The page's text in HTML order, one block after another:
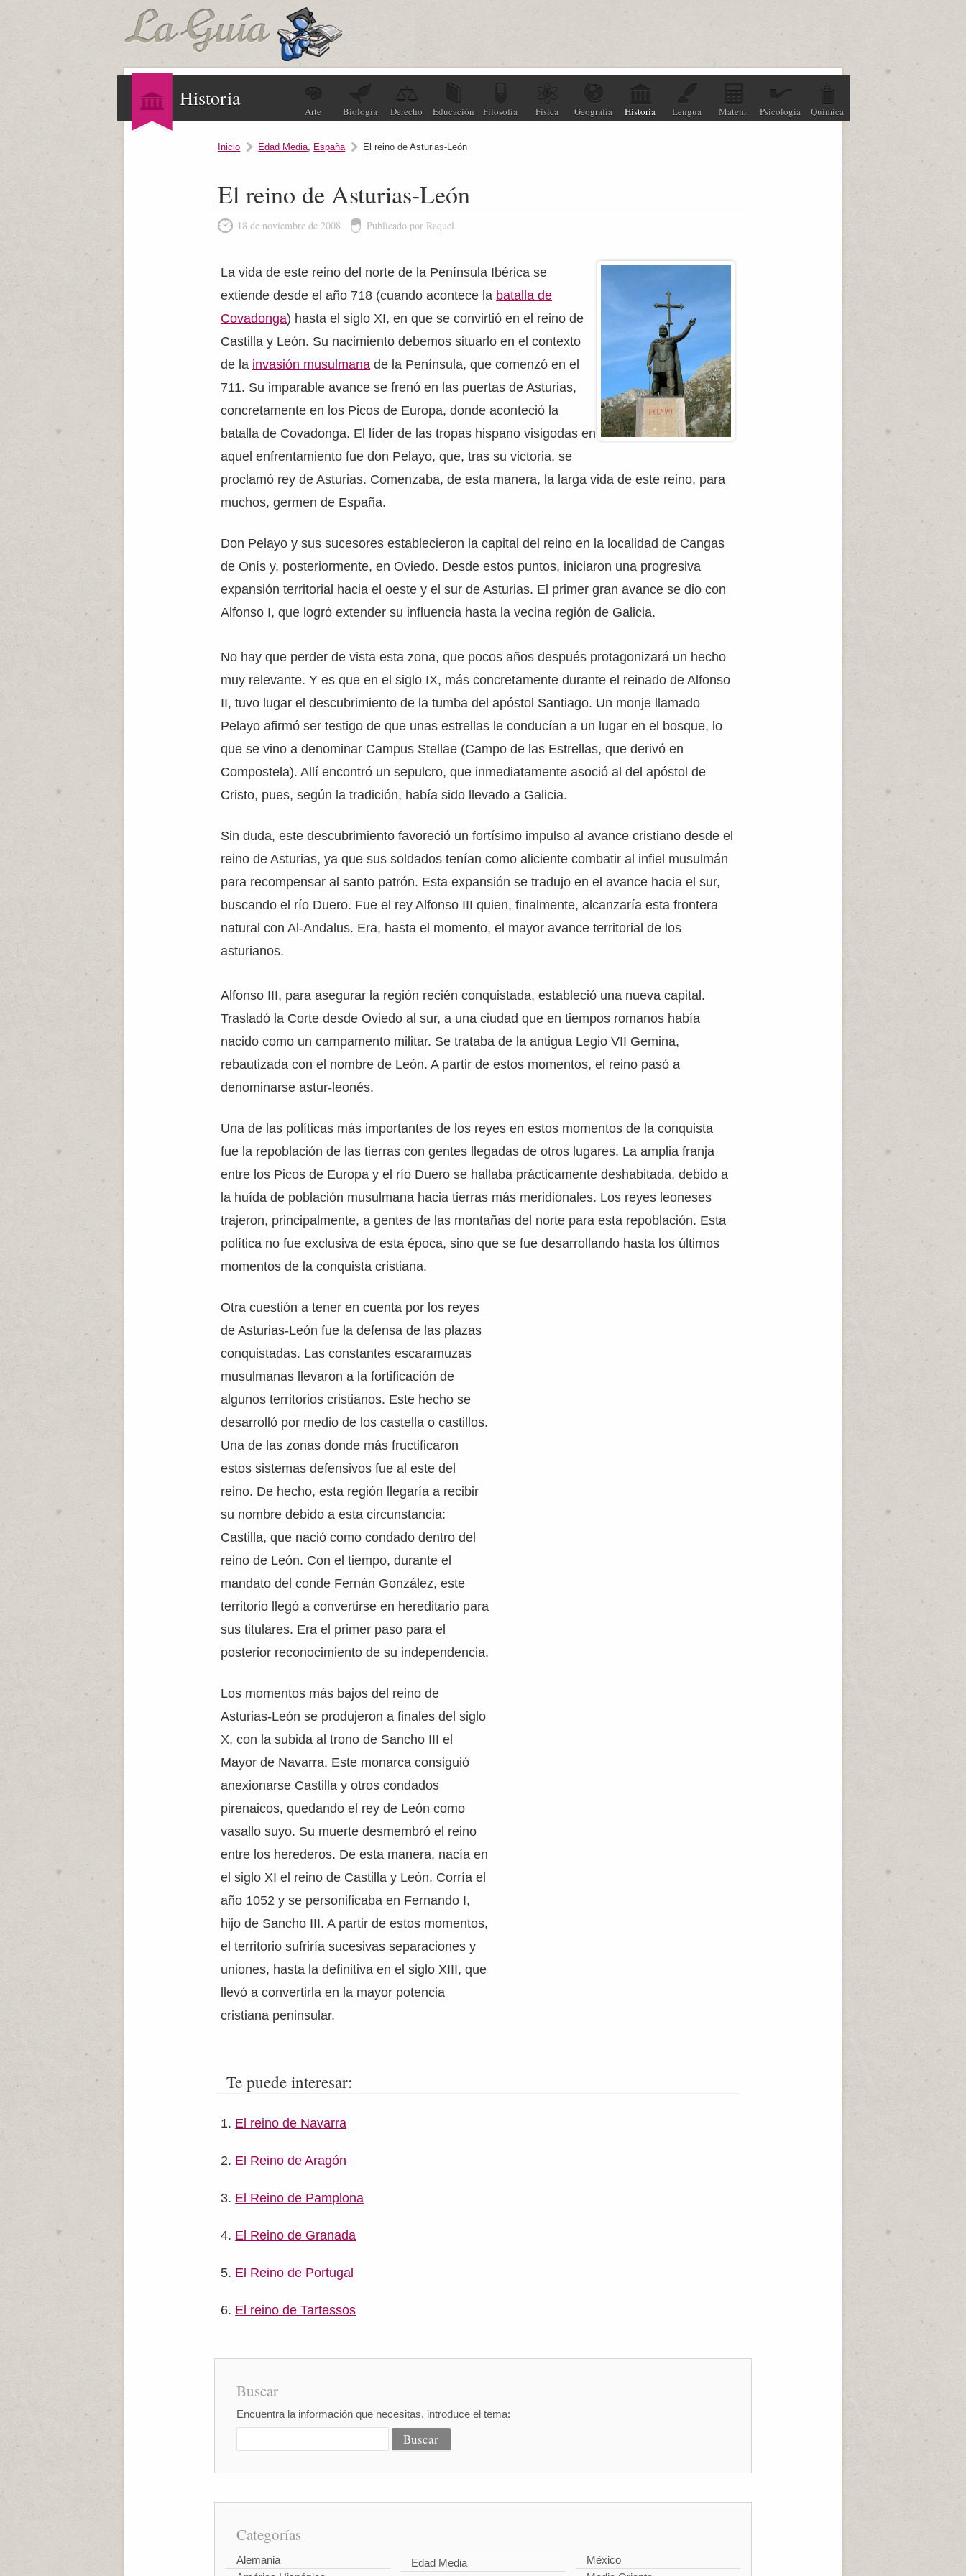
Historia
Arte Biología Derecho Educación Filosofía Física Geografía Historia Lengua Matem. Psicología Química
Inicio Edad Media, España El reino de Asturias-León
El reino de Asturias-León
18 de noviembre de 2008 Publicado por Raquel
La vida de este reino del norte de la Península Ibérica se
extiende desde el año 718 (cuando acontece la batalla de
Covadonga) hasta el siglo XI, en que se convirtió en el reino de
Castilla y León. Su nacimiento debemos situarlo en el contexto
de la invasión musulmana de la Península, que comenzó en el
711. Su imparable avance se frenó en las puertas de Asturias,
concretamente en los Picos de Europa, donde aconteció la
batalla de Covadonga. El líder de las tropas hispano visigodas en
aquel enfrentamiento fue don Pelayo, que, tras su victoria, se
proclamó rey de Asturias. Comenzaba, de esta manera, la larga vida de este reino, para
muchos, germen de España.
Don Pelayo y sus sucesores establecieron la capital del reino en la localidad de Cangas
de Onís y, posteriormente, en Oviedo. Desde estos puntos, iniciaron una progresiva
expansión territorial hacia el oeste y el sur de Asturias. El primer gran avance se dio con
Alfonso I, que logró extender su influencia hasta la vecina región de Galicia.
No hay que perder de vista esta zona, que pocos años después protagonizará un hecho
muy relevante. Y es que en el siglo IX, más concretamente durante el reinado de Alfonso
II, tuvo lugar el descubrimiento de la tumba del apóstol Santiago. Un monje llamado
Pelayo afirmó ser testigo de que unas estrellas le conducían a un lugar en el bosque, lo
que se vino a denominar Campus Stellae (Campo de las Estrellas, que derivó en
Compostela). Allí encontró un sepulcro, que inmediatamente asoció al del apóstol de
Cristo, pues, según la tradición, había sido llevado a Galicia.
Sin duda, este descubrimiento favoreció un fortísimo impulso al avance cristiano desde el
reino de Asturias, ya que sus soldados tenían como aliciente combatir al infiel musulmán
para recompensar al santo patrón. Esta expansión se tradujo en el avance hacia el sur,
buscando el río Duero. Fue el rey Alfonso III quien, finalmente, alcanzaría esta frontera
natural con Al-Andalus. Era, hasta el momento, el mayor avance territorial de los
asturianos.
Alfonso III, para asegurar la región recién conquistada, estableció una nueva capital.
Trasladó la Corte desde Oviedo al sur, a una ciudad que en tiempos romanos había
nacido como un campamento militar. Se trataba de la antigua Legio VII Gemina,
rebautizada con el nombre de León. A partir de estos momentos, el reino pasó a
denominarse astur-leonés.
Una de las políticas más importantes de los reyes en estos momentos de la conquista
fue la repoblación de las tierras con gentes llegadas de otros lugares. La amplia franja
entre los Picos de Europa y el río Duero se hallaba prácticamente deshabitada, debido a
la huída de población musulmana hacia tierras más meridionales. Los reyes leoneses
trajeron, principalmente, a gentes de las montañas del norte para esta repoblación. Esta
política no fue exclusiva de esta época, sino que se fue desarrollando hasta los últimos
momentos de la conquista cristiana.
Otra cuestión a tener en cuenta por los reyes
de Asturias-León fue la defensa de las plazas
conquistadas. Las constantes escaramuzas
musulmanas llevaron a la fortificación de
algunos territorios cristianos. Este hecho se
desarrolló por medio de los castella o castillos.
Una de las zonas donde más fructificaron
estos sistemas defensivos fue al este del
reino. De hecho, esta región llegaría a recibir
su nombre debido a esta circunstancia:
Castilla, que nació como condado dentro del
reino de León. Con el tiempo, durante el
mandato del conde Fernán González, este
territorio llegó a convertirse en hereditario para
sus titulares. Era el primer paso para el
posterior reconocimiento de su independencia.
Los momentos más bajos del reino de
Asturias-León se produjeron a finales del siglo
X, con la subida al trono de Sancho III el
Mayor de Navarra. Este monarca consiguió
anexionarse Castilla y otros condados
pirenaicos, quedando el rey de León como
vasallo suyo. Su muerte desmembró el reino
entre los herederos. De esta manera, nacía en
el siglo XI el reino de Castilla y León. Corría el
año 1052 y se personificaba en Fernando I,
hijo de Sancho III. A partir de estos momentos,
el territorio sufriría sucesivas separaciones y
uniones, hasta la definitiva en el siglo XIII, que
llevó a convertirla en la mayor potencia
cristiana peninsular.
Te puede interesar:
El reino de Navarra
El Reino de Aragón
El Reino de Pamplona
El Reino de Granada
El Reino de Portugal
El reino de Tartessos
Buscar
Encuentra la información que necesitas, introduce el tema:
Categorías
Alemania
Edad Media
México